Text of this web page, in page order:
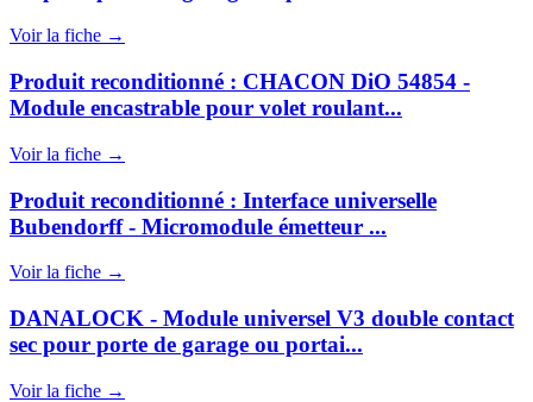
Voir la fiche →
Produit reconditionné : CHACON DiO 54854 -
Module encastrable pour volet roulant...
Voir la fiche →
Produit reconditionné : Interface universelle
Bubendorff - Micromodule émetteur ...
Voir la fiche →
DANALOCK - Module universel V3 double contact
sec pour porte de garage ou portai...
Voir la fiche →